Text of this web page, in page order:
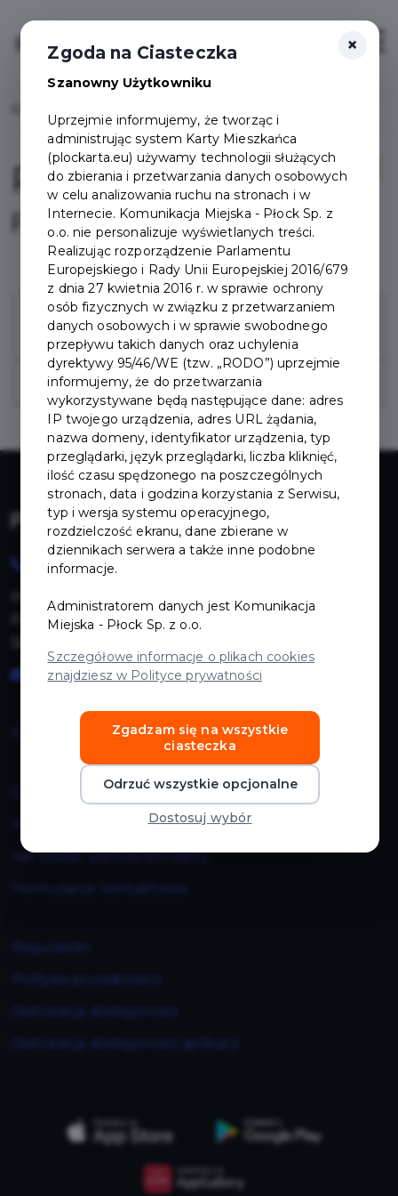
Login/Rejestracja
Pakiet Mieszkańca
FAQ
Jakie są pakiety w Płockiej Karcie
Mieszkańca?
Co to jest Pakiet Mieszkańca?
+48 24 367 51 95
Infolinia czynna:
Pn-pt: 9:00-15:00
kontakt@plockarta.eu
Dodaj swoje wydarzenie
Jak zostać partnerem karty
Formularze kontaktowe
Regulamin
Polityka prywatności
Deklaracja dostępności
Deklaracja dostępności aplikacji
×
Zgoda na Ciasteczka
Szanowny Użytkowniku
Uprzejmie informujemy, że tworząc i
administrując system Karty Mieszkańca
(plockarta.eu) używamy technologii służących
do zbierania i przetwarzania danych osobowych
w celu analizowania ruchu na stronach i w
Internecie. Komunikacja Miejska - Płock Sp. z
o.o. nie personalizuje wyświetlanych treści.
Realizując rozporządzenie Parlamentu
Europejskiego i Rady Unii Europejskiej 2016/679
z dnia 27 kwietnia 2016 r. w sprawie ochrony
osób fizycznych w związku z przetwarzaniem
danych osobowych i w sprawie swobodnego
przepływu takich danych oraz uchylenia
dyrektywy 95/46/WE (tzw. „RODO”) uprzejmie
informujemy, że do przetwarzania
wykorzystywane będą następujące dane: adres
IP twojego urządzenia, adres URL żądania,
nazwa domeny, identyfikator urządzenia, typ
przeglądarki, język przeglądarki, liczba kliknięć,
ilość czasu spędzonego na poszczególnych
stronach, data i godzina korzystania z Serwisu,
typ i wersja systemu operacyjnego,
rozdzielczość ekranu, dane zbierane w
dziennikach serwera a także inne podobne
informacje.
Administratorem danych jest Komunikacja
Miejska - Płock Sp. z o.o.
Szczegółowe informacje o plikach cookies
znajdziesz w Polityce prywatności
Zgadzam się na wszystkie
ciasteczka
Odrzuć wszystkie opcjonalne
Dostosuj wybór